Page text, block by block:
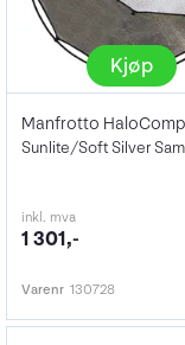
Kjøp
inkl. mva
1 301,-
Varenr 130728